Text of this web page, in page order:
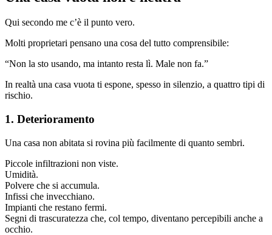
Qui secondo me c’è il punto vero.
Molti proprietari pensano una cosa del tutto comprensibile:
“Non la sto usando, ma intanto resta lì. Male non fa.”
In realtà una casa vuota ti espone, spesso in silenzio, a quattro tipi di
rischio.
1. Deterioramento
Una casa non abitata si rovina più facilmente di quanto sembri.
Piccole infiltrazioni non viste.
Umidità.
Polvere che si accumula.
Infissi che invecchiano.
Impianti che restano fermi.
Segni di trascuratezza che, col tempo, diventano percepibili anche a
occhio.